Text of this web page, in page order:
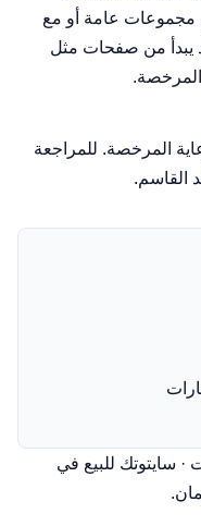
مجموعات عامة أو مع
يبدأ من صفحات مثل
المرخصة.
المرخصة. للمراجعة
القاسم.
· سايتوتك للبيع في
.